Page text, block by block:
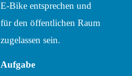
E‑Bike entspre­chen und
für den öffent­li­chen Raum
zuge­las­sen sein.
Aufgabe